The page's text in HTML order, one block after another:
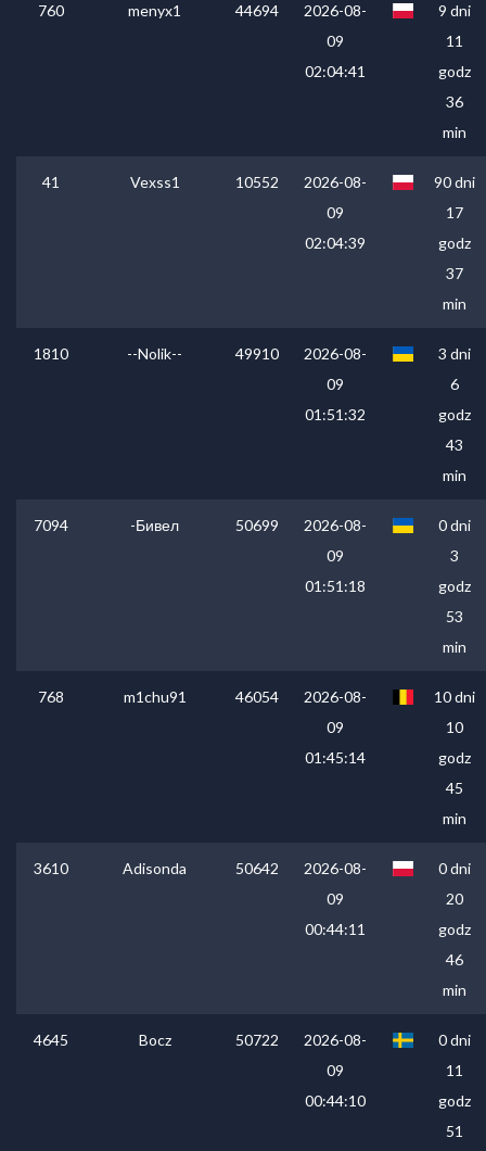
760 menyx1 44694
2026-08-
09
02:04:41
9 dni
11
godz
36
min
41 Vexss1 10552
2026-08-
09
02:04:39
90 dni
17
godz
37
min
1810 --Nolik-- 49910
2026-08-
09
01:51:32
3 dni
6
godz
43
min
7094 -Бивел 50699
2026-08-
09
01:51:18
0 dni
3
godz
53
min
768 m1chu91 46054
2026-08-
09
01:45:14
10 dni
10
godz
45
min
3610 Adisonda 50642
2026-08-
09
00:44:11
0 dni
20
godz
46
min
4645 Bocz 50722
2026-08-
09
00:44:10
0 dni
11
godz
51